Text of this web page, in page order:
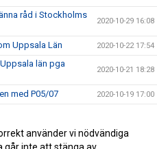
råd i Stockholms
2020-10-29 16:08
Uppsala Län 2020-10-22 17:54
län pga
2020-10-21 18:28
med P05/07 2020-10-19 17:00
2020-09-18 13:22
använder vi nödvändiga